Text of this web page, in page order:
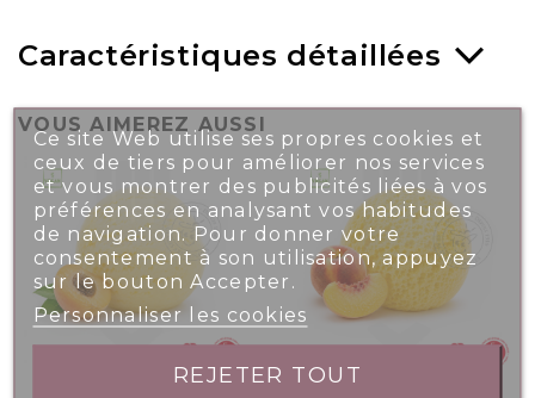
Caractéristiques détaillées
VOUS AIMEREZ AUSSI
Ce site Web utilise ses propres cookies et
ceux de tiers pour améliorer nos services
et vous montrer des publicités liées à vos
préférences en analysant vos habitudes
de navigation. Pour donner votre
consentement à son utilisation, appuyez
sur le bouton Accepter.
Personnaliser les cookies
REJETER TOUT